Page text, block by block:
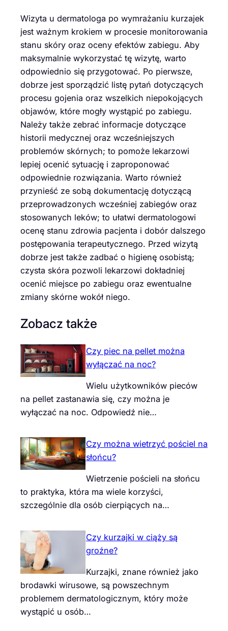
Wizyta u dermatologa po wymrażaniu kurzajek
jest ważnym krokiem w procesie monitorowania
stanu skóry oraz oceny efektów zabiegu. Aby
maksymalnie wykorzystać tę wizytę, warto
odpowiednio się przygotować. Po pierwsze,
dobrze jest sporządzić listę pytań dotyczących
procesu gojenia oraz wszelkich niepokojących
objawów, które mogły wystąpić po zabiegu.
Należy także zebrać informacje dotyczące
historii medycznej oraz wcześniejszych
problemów skórnych; to pomoże lekarzowi
lepiej ocenić sytuację i zaproponować
odpowiednie rozwiązania. Warto również
przynieść ze sobą dokumentację dotyczącą
przeprowadzonych wcześniej zabiegów oraz
stosowanych leków; to ułatwi dermatologowi
ocenę stanu zdrowia pacjenta i dobór dalszego
postępowania terapeutycznego. Przed wizytą
dobrze jest także zadbać o higienę osobistą;
czysta skóra pozwoli lekarzowi dokładniej
ocenić miejsce po zabiegu oraz ewentualne
zmiany skórne wokół niego.
Zobacz także
Czy piec na pellet można
wyłączać na noc?
Wielu użytkowników pieców
na pellet zastanawia się, czy można je
wyłączać na noc. Odpowiedź nie…
Czy można wietrzyć pościel na
słońcu?
Wietrzenie pościeli na słońcu
to praktyka, która ma wiele korzyści,
szczególnie dla osób cierpiących na…
Czy kurzajki w ciąży są
groźne?
Kurzajki, znane również jako
brodawki wirusowe, są powszechnym
problemem dermatologicznym, który może
wystąpić u osób…